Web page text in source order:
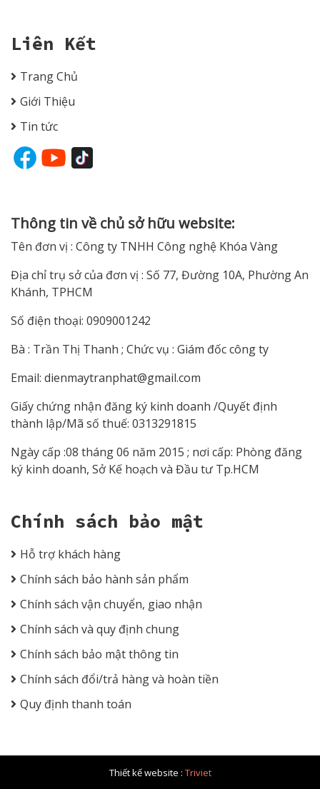
Liên Kết
Trang Chủ
Giới Thiệu
Tin tức
Thông tin về chủ sở hữu website:
Tên đơn vị : Công ty TNHH Công nghệ Khóa Vàng
Địa chỉ trụ sở của đơn vị : Số 77, Đường 10A, Phường An
Khánh, TPHCM
Số điện thoại: 0909001242
Bà : Trần Thị Thanh ; Chức vụ : Giám đốc công ty
Email: dienmaytranphat@gmail.com
Giấy chứng nhận đăng ký kinh doanh /Quyết định
thành lập/Mã số thuế: 0313291815
Ngày cấp :08 tháng 06 năm 2015 ; nơi cấp: Phòng đăng
ký kinh doanh, Sở Kế hoạch và Đầu tư Tp.HCM
Chính sách bảo mật
Hỗ trợ khách hàng
Chính sách bảo hành sản phẩm
Chính sách vận chuyển, giao nhận
Chính sách và quy định chung
Chính sách bảo mật thông tin
Chính sách đổi/trả hàng và hoàn tiền
Quy định thanh toán
Thiết kế website : Triviet